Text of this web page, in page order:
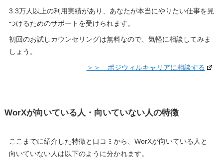
3.3万人以上の利用実績があり、あなたが本当にやりたい仕事を見
つけるためのサポートを受けられます。
初回のお試しカウンセリングは無料なので、気軽に相談してみま
しょう。
＞＞ ポジウィルキャリアに相談する
WorXが向いている人・向いていない人の特徴
ここまでに紹介した特徴と口コミから、WorXが向いている人と
向いていない人は以下のように分かれます。